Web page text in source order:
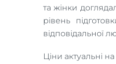
та жінки
рівень
відповідальної
Ціни актуальні